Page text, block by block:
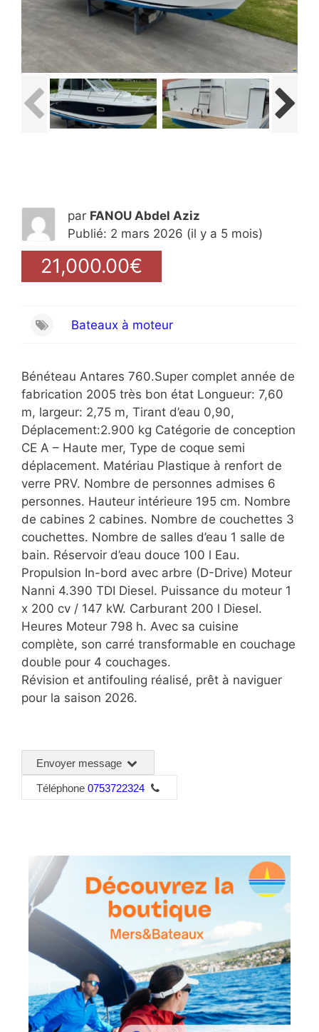
par FANOU Abdel Aziz
Publié: 2 mars 2026 (il y a 5 mois)
21,000.00€
Bateaux à moteur
Bénéteau Antares 760.Super complet année de
fabrication 2005 très bon état Longueur: 7,60
m, largeur: 2,75 m, Tirant d’eau 0,90,
Déplacement:2.900 kg Catégorie de conception
CE A – Haute mer, Type de coque semi
déplacement. Matériau Plastique à renfort de
verre PRV. Nombre de personnes admises 6
personnes. Hauteur intérieure 195 cm. Nombre
de cabines 2 cabines. Nombre de couchettes 3
couchettes. Nombre de salles d’eau 1 salle de
bain. Réservoir d’eau douce 100 l Eau.
Propulsion In-bord avec arbre (D-Drive) Moteur
Nanni 4.390 TDI Diesel. Puissance du moteur 1
x 200 cv / 147 kW. Carburant 200 l Diesel.
Heures Moteur 798 h. Avec sa cuisine
complète, son carré transformable en couchage
double pour 4 couchages.
Révision et antifouling réalisé, prêt à naviguer
pour la saison 2026.
Envoyer message
Téléphone 0753722324